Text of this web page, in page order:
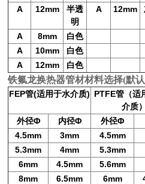
A 12mm
半透
明
A 12mm
A 8mm 白色
A
10mm
白色
A
12mm 白色
铁氟龙换热器管材材料选择(默
FEP管(适用于水介质) PTFE管 （
介质）
外径Φ 内径Φ 外径Φ
4.5mm
3mm 4.5mm
5.3mm
4mm 5.3mm
6mm
4.5mm 5.6mm
8mm
6.5mm 6mm